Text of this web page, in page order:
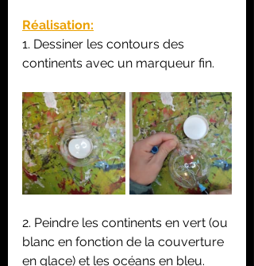
Réalisation:
1. Dessiner les contours des
continents avec un marqueur fin.
2. Peindre les continents en vert (ou
blanc en fonction de la couverture
en glace) et les océans en bleu.